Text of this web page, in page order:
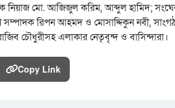
নিয়াজ মো. আজিজুল করিম, আব্দুল হামিদ;
রিপন আহমদ ও মোসাদ্দিকুন নবী,
চৌধুরীসহ এলাকার নেতৃবৃন্দ ও বাসিন্দারা।
Copy Link